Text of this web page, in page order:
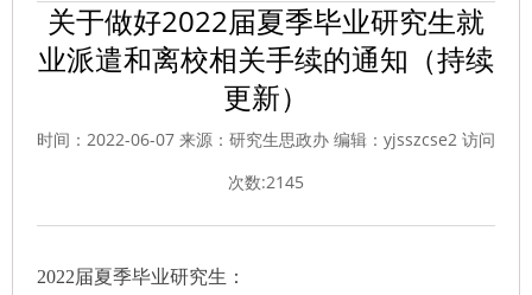
关于做好2022届夏季毕业研究生就
业派遣和离校相关手续的通知（持续
更新）
时间：2022-06-07 来源：研究生思政办 编辑：yjsszcse2 访问
次数:2145
2022届夏季毕业研究生：